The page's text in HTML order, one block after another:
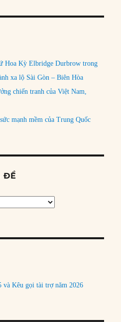
Hoa Kỳ Elbridge Durbrow trong
xa lộ Sài Gòn – Biên Hòa
chiến tranh của Việt Nam,
mạnh mềm của Trung Quốc
ĐỀ
và Kêu gọi tài trợ năm 2026